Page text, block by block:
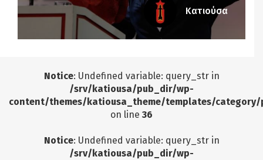
Κατιούσα
Notice: Undefined variable: query_str in
/srv/katiousa/pub_dir/wp-
content/themes/katiousa_theme/templates/
on line 36
Notice: Undefined variable: query_str in
/srv/katiousa/pub_dir/wp-